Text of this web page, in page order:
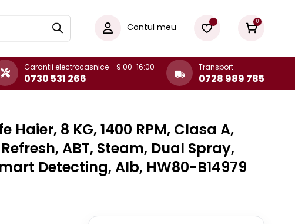
Contul meu 0
Garantii electrocasnice - 9:00-16:00
0730 531 266
Transport
0728 989 785
8 KG, 1400 RPM, Clasa A,
ABT, Steam, Dual Spray,
Detecting, Alb, HW80-B14979